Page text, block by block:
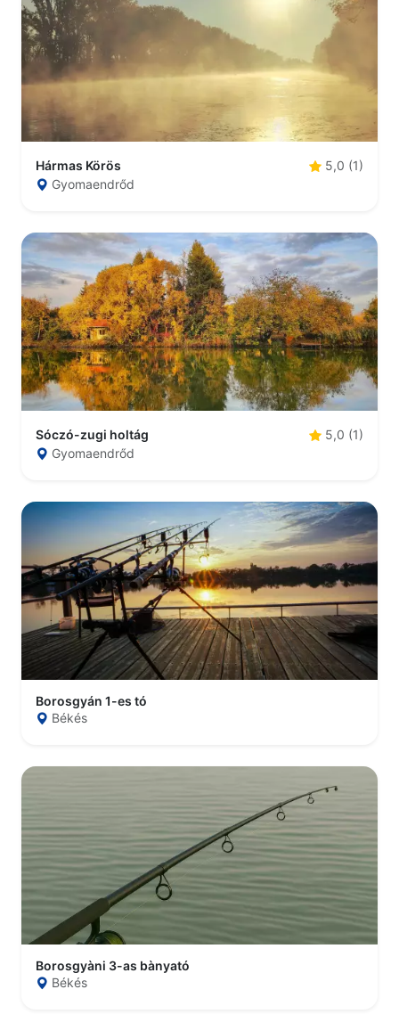
Hármas Körös
5,0 (1)
Gyomaendrőd
Sóczó-zugi holtág
5,0 (1)
Gyomaendrőd
Borosgyán 1-es tó
Békés
Borosgyàni 3-as bànyató
Békés